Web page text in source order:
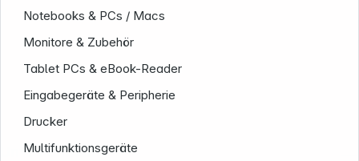
Notebooks & PCs / Macs
Monitore & Zubehör
Tablet PCs & eBook-Reader
Eingabegeräte & Peripherie
Drucker
Multifunktionsgeräte
Unternehmen